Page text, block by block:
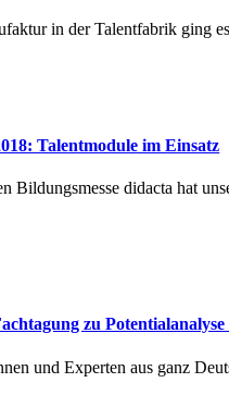
in der Talentfabrik ging
Talentmodule im Einsatz
Bildungsmesse didacta hat
zu
und Experten aus ganz